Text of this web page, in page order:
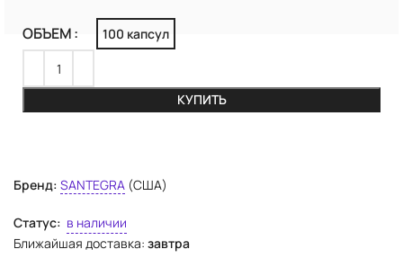
Бренд: SANTEGRA (США)
Статус: в наличии
Ближайшая доставка: завтра
ОБЪЕМ 100 капсул
КУПИТЬ